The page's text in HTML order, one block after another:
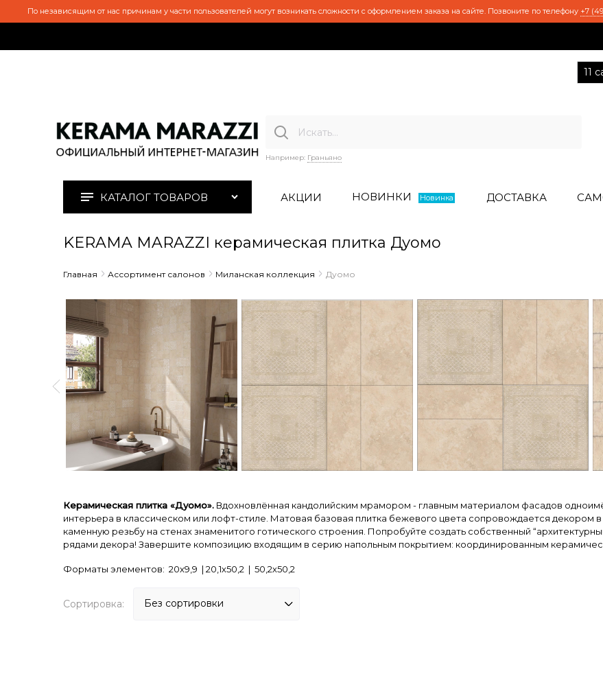
По независящим от нас причинам у части пользователей могут возникать сложности с оформлением заказа на сайте. Позвоните по телефону +7
11
Например: Граньяно
КАТАЛОГ ТОВАРОВ АКЦИИ НОВИНКИ Новинка ДОСТАВКА
KERAMA MARAZZI керамическая плитка Дуомо
Главная Ассортимент салонов Миланская коллекция Дуомо
Керамическая плитка «Дуомо». Вдохновлённая кандолийским мрамором - главным материалом фасадов
интерьера в классическом или лофт-стиле. Матовая базовая плитка бежевого цвета сопровождается декором
каменную резьбу на стенах знаменитого готического строения. Попробуйте создать собственный
рядами декора! Завершите композицию входящим в серию напольным покрытием: координированным
Форматы элементов: 20х9,9 | 20,1х50,2 | 50,2х50,2
Сортировка: